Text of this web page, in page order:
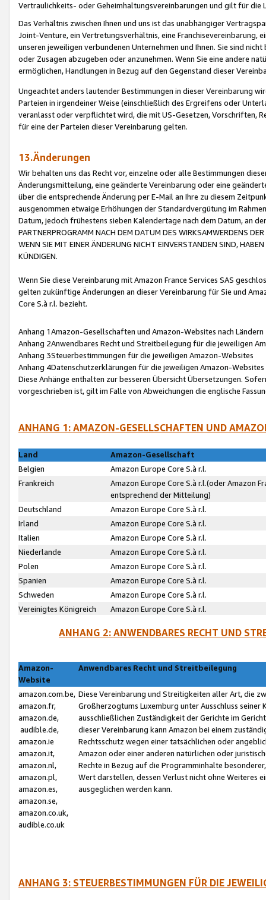
Vertraulichkeits- oder Geheimhaltungsvereinbarungen und gilt für die
Das Verhältnis zwischen Ihnen und uns ist das unabhängiger
Joint-Venture, ein Vertretungsverhältnis, eine Franchisevereinbarung,
unseren jeweiligen verbundenen Unternehmen und Ihnen. Sie sind
oder Zusagen abzugeben oder anzunehmen. Wenn Sie eine andere
ermöglichen, Handlungen in Bezug auf den Gegenstand dieser
Ungeachtet anders lautender Bestimmungen in dieser Vereinbarung
Parteien in irgendeiner Weise (einschließlich des Ergreifens oder
veranlasst oder verpflichtet wird, die mit US-Gesetzen, Vorschriften,
für eine der Parteien dieser Vereinbarung gelten.
13.Änderungen
Wir behalten uns das Recht vor, einzelne oder alle Bestimmungen
Änderungsmitteilung, eine geänderte Vereinbarung oder eine
über die entsprechende Änderung per E-Mail an Ihre zu diesem
ausgenommen etwaige Erhöhungen der Standardvergütung im
Datum, jedoch frühestens sieben Kalendertage nach dem Datum, an
PARTNERPROGRAMM NACH DEM DATUM DES WIRKSAMWERDENS
WENN SIE MIT EINER ÄNDERUNG NICHT EINVERSTANDEN SIND,
KÜNDIGEN.
Wenn Sie diese Vereinbarung mit Amazon France Services SAS
gelten zukünftige Änderungen an dieser Vereinbarung für Sie und
Core S.à r.l. bezieht.
Anhang 1Amazon-Gesellschaften und Amazon-Websites nach Ländern
Anhang 2Anwendbares Recht und Streitbeilegung für die jeweiligen
Anhang 3Steuerbestimmungen für die jeweiligen Amazon-Websites
Anhang 4Datenschutzerklärungen für die jeweiligen Amazon-Websites
Diese Anhänge enthalten zur besseren Übersicht Übersetzungen.
vorgeschrieben ist, gilt im Falle von Abweichungen die englische
ANHANG 1: AMAZON-GESELLSCHAFTEN UND
Land
Amazon-Gesellschaft
Belgien
Amazon Europe Core S.à r.l.
Frankreich
Amazon Europe Core S.à r.l.(oder Amazon
entsprechend der Mitteilung)
Deutschland
Amazon Europe Core S.à r.l.
Irland
Amazon Europe Core S.à r.l.
Italien
Amazon Europe Core S.à r.l.
Niederlande
Amazon Europe Core S.à r.l.
Polen
Amazon Europe Core S.à r.l.
Spanien
Amazon Europe Core S.à r.l.
Schweden
Amazon Europe Core S.à r.l.
Vereinigtes Königreich
Amazon Europe Core S.à r.l.
ANHANG 2: ANWENDBARES RECHT UND
Amazon-
Website
Anwendbares Recht und Streitbeilegung
amazon.com.be,
amazon.fr,
amazon.de,
audible.de,
amazon.ie
amazon.it,
amazon.nl,
amazon.pl,
amazon.es,
amazon.se,
amazon.co.uk,
audible.co.uk
Diese Vereinbarung und Streitigkeiten aller Art, die
Großherzogtums Luxemburg unter Ausschluss
ausschließlichen Zuständigkeit der Gerichte im
dieser Vereinbarung kann Amazon bei einem
Rechtsschutz wegen einer tatsächlichen oder
Amazon oder einer anderen natürlichen oder
Rechte in Bezug auf die Programminhalte
Wert darstellen, dessen Verlust nicht ohne Weiteres
ausgeglichen werden kann.
ANHANG 3: STEUERBESTIMMUNGEN FÜR DIE